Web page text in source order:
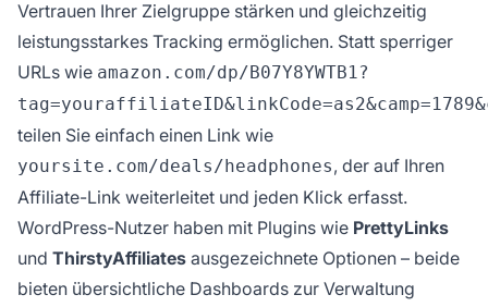
Vertrauen Ihrer Zielgruppe stärken und gleichzeitig
leistungsstarkes Tracking ermöglichen. Statt sperriger
URLs wie amazon.com/dp/B07Y8YWTB1?
teilen Sie einfach einen Link wie
yoursite.com/deals/headphones, der auf Ihren
Affiliate-Link weiterleitet und jeden Klick erfasst.
WordPress-Nutzer haben mit Plugins wie PrettyLinks
und ThirstyAffiliates ausgezeichnete Optionen – beide
bieten übersichtliche Dashboards zur Verwaltung